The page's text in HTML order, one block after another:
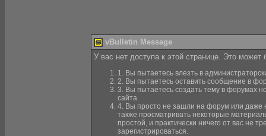
vBulletin Message
У вас нет доступа к этой странице. Это
1. Вы пытаетесь влезть в
2. Вы пытаетесь оставить сообщение в
3. Вы пытаетесь создать тему в форумах
сайта.
4. Вы просто не зашли на форум или даже
также просматривать некоторые
простой, и практически ничего от вас не
зарегистрироваться.